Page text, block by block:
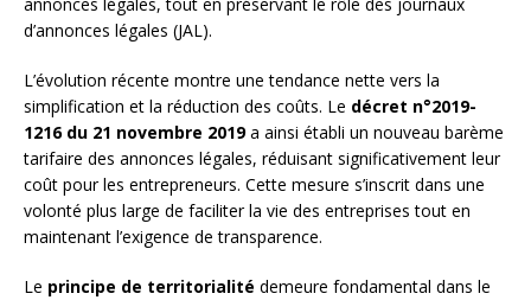
annonces légales, tout en préservant le rôle des journaux
d’annonces légales (JAL).
L’évolution récente montre une tendance nette vers la
simplification et la réduction des coûts. Le décret n°2019-
1216 du 21 novembre 2019a ainsi établi un nouveau barème
tarifaire des annonces légales, réduisant significativement leur
coût pour les entrepreneurs. Cette mesure s’inscrit dans une
volonté plus large de faciliter la vie des entreprises tout en
maintenant l’exigence de transparence.
Le principe de territorialité demeure fondamental dans le